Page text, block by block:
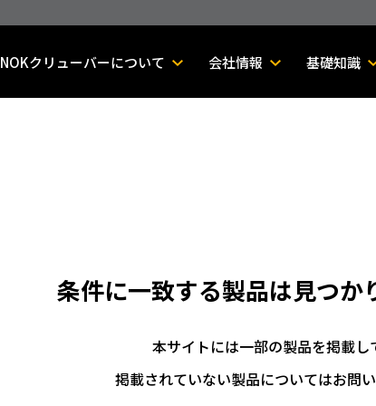
NOKクリューバーについて 会社情報 基礎知識
条件に一致する製品は見つか
本サイトには一部の製品を掲載し
掲載されていない製品についてはお問